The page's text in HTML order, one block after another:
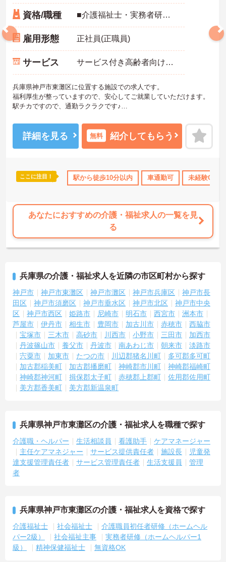
資格取得サポート 研修制度あり 産休･育休･介護休暇取得実
資格/職種 ■介護福祉士・実務者研修・介護職員初任者研修またはヘルパー2級
雇用形態 正社員(正職員)
サービス サービス付き高齢者向け住宅（サ高住）
兵庫県神戸市東灘区に位置する施設での求人です。
福利厚生が整っていますので、安心してご就業していただけます。
駅チカですので、通勤ラクラクです♪
いたしますので、お気軽にご相談ください。
詳細を見る 無料 紹介してもらう
ここに注目！ 駅から徒歩10分以内 車通勤可 未経験OK
あなたにおすすめの介護・福祉求人の一覧を見
る
兵庫県の介護・福祉求人を近隣の市区町村から探す
神戸市 神戸市東灘区 神戸市灘区 神戸市兵庫区
神戸市長
田区
神戸市須磨区 神戸市垂水区 神戸市北区
神戸市中央
区
神戸市西区 姫路市 尼崎市 明石市 西宮市
洲本市
芦屋市
伊丹市 相生市 豊岡市 加古川市 赤穂市
西脇市
宝塚市
三木市 高砂市 川西市 小野市 三田市
加西市
丹波篠山市
養父市 丹波市 南あわじ市 朝来市
淡路市
宍粟市
加東市 たつの市 川辺郡猪名川町
多可郡多可町
加古郡稲美町
加古郡播磨町 神崎郡市川町
神崎郡福崎町
神崎郡神河町
揖保郡太子町 赤穂郡上郡町
佐用郡佐用町
美方郡香美町
美方郡新温泉町
兵庫県神戸市東灘区の介護・福祉求人を職種で探す
介護職・ヘルパー 生活相談員 看護助手
ケアマネージャー
主任ケアマネジャー
サービス提供責任者 施設長
児童発
達支援管理責任者
サービス管理責任者 生活支援員
管理
者
兵庫県神戸市東灘区の介護・福祉求人を資格で探す
介護福祉士 社会福祉士
介護職員初任者研修（ホームヘル
パー2級）
社会福祉主事
実務者研修（ホームヘルパー1
級）
精神保健福祉士 無資格OK